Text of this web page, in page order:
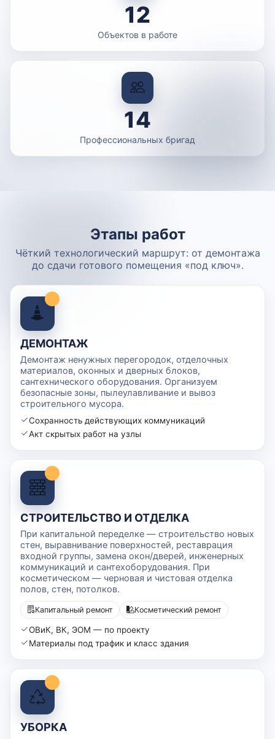
12
Объектов в работе
14
Профессиональных бригад
Этапы работ
Чёткий технологический маршрут: от демонтажа
до сдачи готового помещения «под ключ».
ДЕМОНТАЖ
Демонтаж ненужных перегородок, отделочных
материалов, оконных и дверных блоков,
сантехнического оборудования. Организуем
безопасные зоны, пылеулавливание и вывоз
строительного мусора.
Сохранность действующих коммуникаций
Акт скрытых работ на узлы
СТРОИТЕЛЬСТВО И ОТДЕЛКА
При капитальной переделке — строительство новых
стен, выравнивание поверхностей, реставрация
входной группы, замена окон/дверей, инженерных
коммуникаций и сантехоборудования. При
косметическом — черновая и чистовая отделка
полов, стен, потолков.
Капитальный ремонт Косметический ремонт
ОВиК, ВК, ЭОМ — по проекту
Материалы под трафик и класс здания
УБОРКА